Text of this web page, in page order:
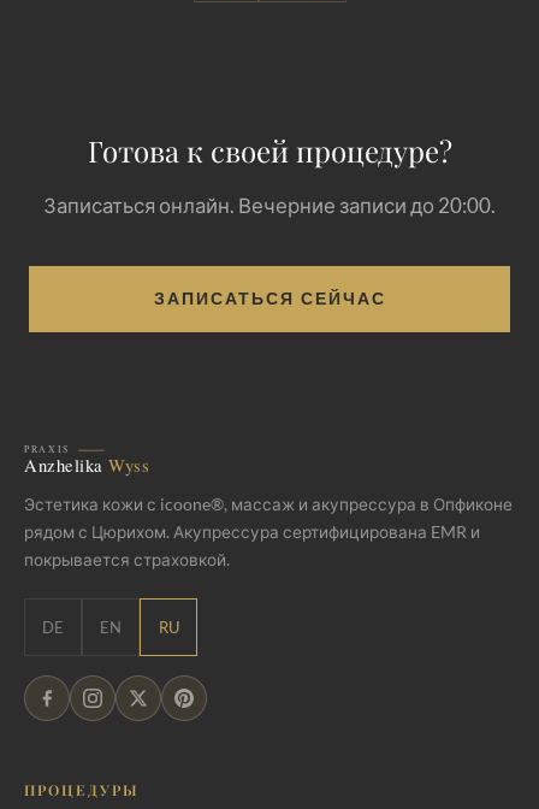
Готова к своей процедуре?
Записаться онлайн. Вечерние записи до 20:00.
ЗАПИСАТЬСЯ СЕЙЧАС
Эстетика кожи с icoone®, массаж и акупрессура в Опфиконе
рядом с Цюрихом. Акупрессура сертифицирована EMR и
покрывается страховкой.
DE EN RU
ПРОЦЕДУРЫ